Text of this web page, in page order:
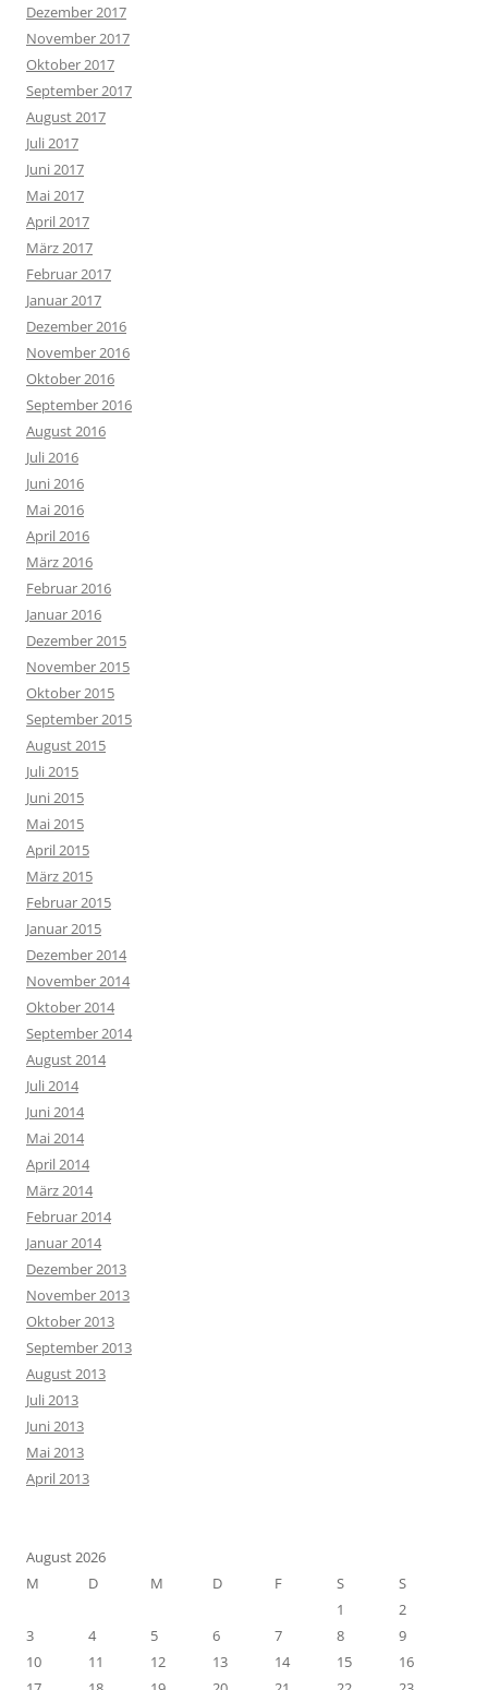
Dezember 2017
November 2017
Oktober 2017
September 2017
August 2017
Juli 2017
Juni 2017
Mai 2017
April 2017
März 2017
Februar 2017
Januar 2017
Dezember 2016
November 2016
Oktober 2016
September 2016
August 2016
Juli 2016
Juni 2016
Mai 2016
April 2016
März 2016
Februar 2016
Januar 2016
Dezember 2015
November 2015
Oktober 2015
September 2015
August 2015
Juli 2015
Juni 2015
Mai 2015
April 2015
März 2015
Februar 2015
Januar 2015
Dezember 2014
November 2014
Oktober 2014
September 2014
August 2014
Juli 2014
Juni 2014
Mai 2014
April 2014
März 2014
Februar 2014
Januar 2014
Dezember 2013
November 2013
Oktober 2013
September 2013
August 2013
Juli 2013
Juni 2013
Mai 2013
April 2013
August 2026
M
D M D F S
S
1
2
3
4 5 6 7 8
9
10
11 12 13 14 15
16